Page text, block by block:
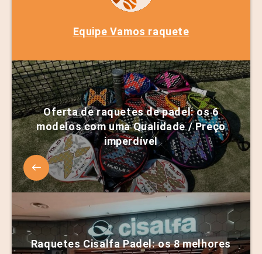
Equipe Vamos raquete
Oferta de raquetes de padel: os 6
modelos com uma Qualidade / Preço
imperdível
Raquetes Cisalfa Padel: os 8 melhores